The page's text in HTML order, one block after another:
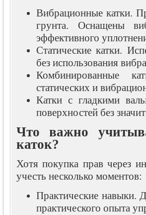
Вибрационные катки.
грунта. Оснащены
эффективного
Статические катки.
без использования
Комбинированные
статических и
Катки с гладкими
поверхностей без
Что важно
каток?
Хотя покупка прав через
учесть несколько моментов:
Практические навыки.
практического опыта